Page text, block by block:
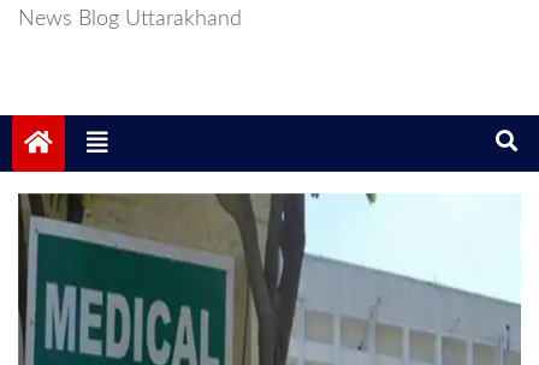
News Blog Uttarakhand